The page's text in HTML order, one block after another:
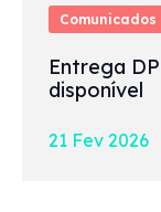
Comunicados
Entrega
disponível
21 Fev 2026